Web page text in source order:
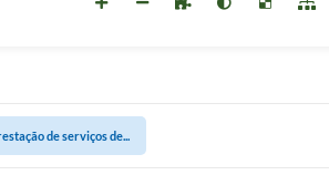
de serviços de...